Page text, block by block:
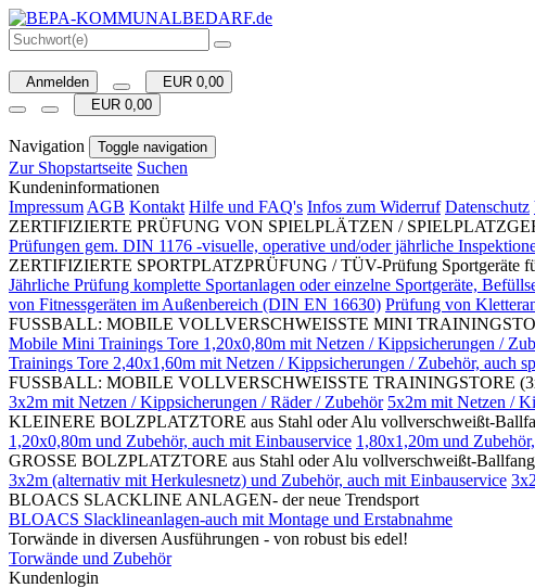
Anmelden
EUR 0,00
EUR 0,00
Navigation Toggle navigation
Zur Shopstartseite Suchen
Kundeninformationen
Impressum AGB Kontakt Hilfe und FAQ's Infos zum Widerruf Datenschutz
ZERTIFIZIERTE PRÜFUNG VON SPIELPLÄTZEN /
Prüfungen gem. DIN 1176 -visuelle, operative und/oder jährliche
ZERTIFIZIERTE SPORTPLATZPRÜFUNG / TÜV-Prüfung Sportgeräte
Jährliche Prüfung komplette Sportanlagen oder einzelne Sportgeräte,
von Fitnessgeräten im Außenbereich (DIN EN 16630) Prüfung von
FUSSBALL: MOBILE VOLLVERSCHWEISSTE MINI
Mobile Mini Trainings Tore 1,20x0,80m mit Netzen / Kippsicherungen /
Trainings Tore 2,40x1,60m mit Netzen / Kippsicherungen / Zubehör, auch
FUSSBALL: MOBILE VOLLVERSCHWEISSTE TRAININGSTORE
3x2m mit Netzen / Kippsicherungen / Räder / Zubehör 5x2m mit Netzen /
KLEINERE BOLZPLATZTORE aus Stahl oder Alu vollverschweißt-
1,20x0,80m und Zubehör, auch mit Einbauservice 1,80x1,20m und
GROSSE BOLZPLATZTORE aus Stahl oder Alu vollverschweißt-
3x2m (alternativ mit Herkulesnetz) und Zubehör, auch mit Einbauservice
BLOACS SLACKLINE ANLAGEN- der neue Trendsport
BLOACS Slacklineanlagen-auch mit Montage und Erstabnahme
Torwände in diversen Ausführungen - von robust bis edel!
Torwände und Zubehör
Kundenlogin